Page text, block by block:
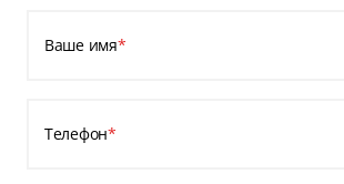
Ваше имя*
Телефон*